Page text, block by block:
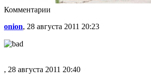
Комментарии
onion, 28 августа 2011 20:23
, 28 августа 2011 20:40